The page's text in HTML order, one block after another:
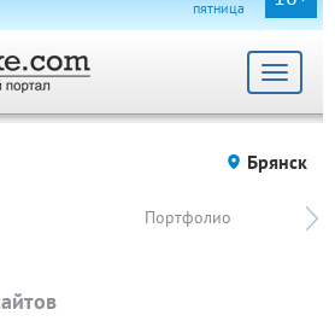
пятница
Toggle
Брянск
Портфолио